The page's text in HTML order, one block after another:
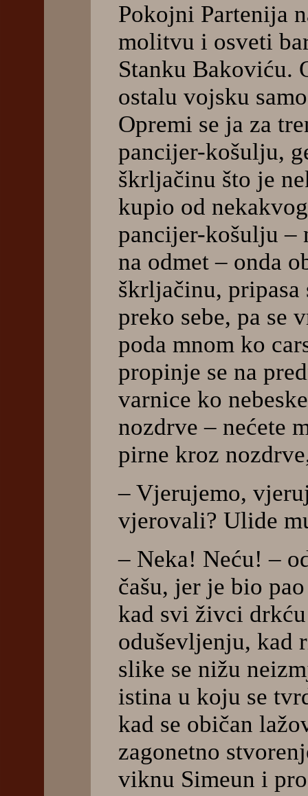
Pokojni Partenija
molitvu i osveti
Stanku Bakoviću.
ostalu vojsku
Opremi se ja za
pancijer-košulju,
škrljačinu što je
kupio od
pancijer-košulju –
na odmet – onda
škrljačinu, pripasa
preko sebe, pa se
poda mnom ko
propinje se na
varnice ko
nozdrve – nećete
pirne kroz
– Vjerujemo,
vjerovali? Ulide
– Neka! Neću! –
čašu, jer je bio
kad svi živci
oduševljenju, kad
slike se nižu
istina u koju se
kad se običan
zagonetno
viknu Simeun i